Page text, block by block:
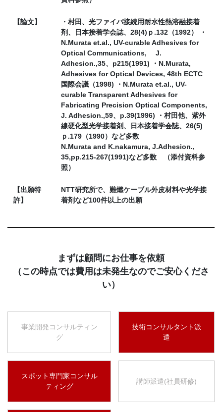
【論文】
・村田、光ファイバ接続用耐水性熱溶融接着
剤、日本接着学会誌、28(4)ｐ.132（1992） ・
N.Murata et.al., UV-curable Adhesives for
Optical Communications, J.
Adhesion.,35、p215(1991) ・N.Murata,
Adhesives for Optical Devices, 48th ECTC
国際会議（1998) ・N.Murata et.al., UV-
curable Transparent Adhesives for
Fabricating Precision Optical Components,
J. Adhesion.,59、p.39(1996) ・村田他、紫外
線硬化型光学接着剤、日本接着学会誌、26(5)
ｐ.179（1990）など多数
N.Murata and K.nakamura, J.Adhesion.,
35,pp.215-267(1991)など多数 （添付資料参
照）
【出願特
許】
NTT研究所で、難燃ケーブル外皮材料や光学接
着剤など100件以上の出願
まずは顧問にお仕事を依頼
（この時点では費用は未発生なのでご安心くださ
い）
事業開発コンサルティン
グ
技術コンサルタント派
遣
スポット専門家コンサル
ティング
講師派遣(社員研修)